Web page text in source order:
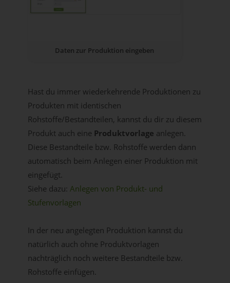
Daten zur Produktion eingeben
Hast du immer wiederkehrende Produktionen zu
Produkten mit identischen
Rohstoffe/Bestandteilen, kannst du dir zu diesem
Produkt auch eine Produktvorlage anlegen.
Diese Bestandteile bzw. Rohstoffe werden dann
automatisch beim Anlegen einer Produktion mit
eingefügt.
Siehe dazu: Anlegen von Produkt- und
Stufenvorlagen
In der neu angelegten Produktion kannst du
natürlich auch ohne Produktvorlagen
nachträglich noch weitere Bestandteile bzw.
Rohstoffe einfügen.